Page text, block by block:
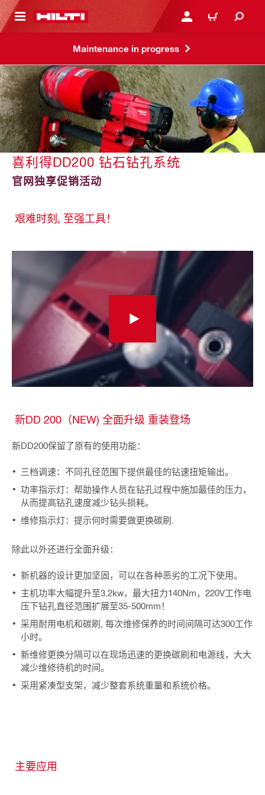
到主页 登录或注册购物车
Maintenance in progress
喜利得DD200 钻石钻孔系统
官网独享促销活动
艰难时刻, 至强工具！
新DD 200（NEW) 全面升级 重装登场
新DD200保留了原有的使用功能：
三档调速：不同孔径范围下提供最佳的钻速扭矩输出。
功率指示灯：帮助操作人员在钻孔过程中施加最佳的压力，
从而提高钻孔速度减少钻头损耗。
维修指示灯：提示何时需要做更换碳刷.
除此以外还进行全面升级：
新机器的设计更加坚固，可以在各种恶劣的工况下使用。
主机功率大幅提升至3.2kw，最大扭力140Nm，220V工作电
压下钻孔直径范围扩展至35-500mm！
采用耐用电机和碳刷, 每次维修保养的时间间隔可达300工作
小时。
新维修更换分隔可以在现场迅速的更换碳刷和电源线，大大
减少维修待机的时间。
采用紧凑型支架，减少整套系统重量和系统价格。
主要应用